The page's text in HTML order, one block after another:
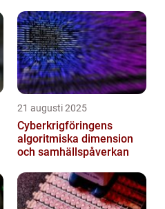
21 augusti 2025
Cyberkrigföringens
algoritmiska dimension
och samhällspåverkan